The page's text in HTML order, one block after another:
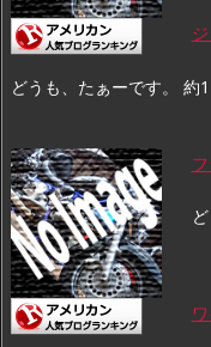
どうも、たぁーです。 約